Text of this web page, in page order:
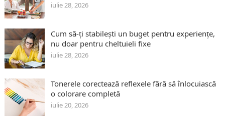
iulie 28, 2026
Cum să-ți stabilești un buget pentru experiențe,
nu doar pentru cheltuieli fixe
iulie 28, 2026
Tonerele corectează reflexele fără să înlocuiască
o colorare completă
iulie 20, 2026